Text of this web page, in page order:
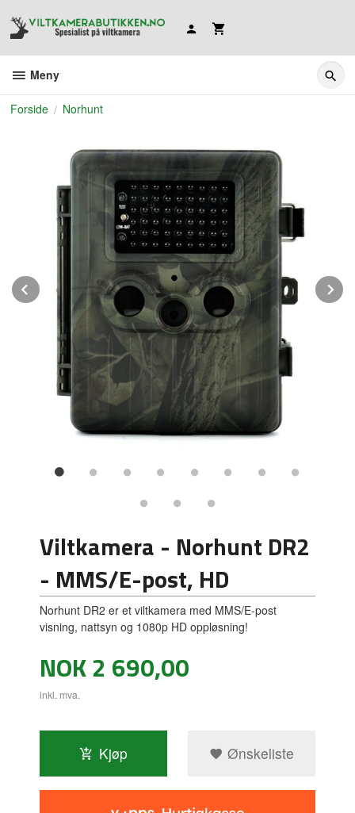
innholdet
Meny
Forside Norhunt
Prev
Viltkamera - Norhunt DR2
- MMS/E-post, HD
Norhunt DR2 er et viltkamera med MMS/E-post
visning, nattsyn og 1080p HD oppløsning!
Pris
NOK2 690,00
inkl. mva.
Kjøp Ønskeliste